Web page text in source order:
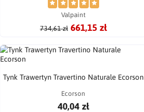
Valpaint
734,61 zł 661,15 zł
Tynk Trawertyn Travertino Naturale Ecorson
Ecorson
40,04 zł